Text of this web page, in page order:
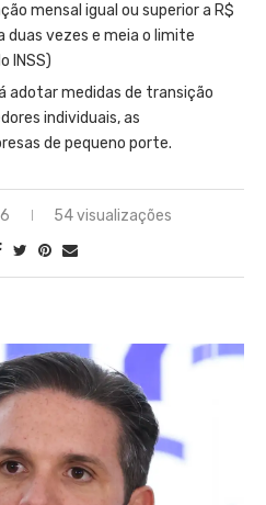
mensal igual ou superior a R$
duas vezes e meia o limite
INSS)
adotar medidas de transição
individuais, as
de pequeno porte.
54 visualizações